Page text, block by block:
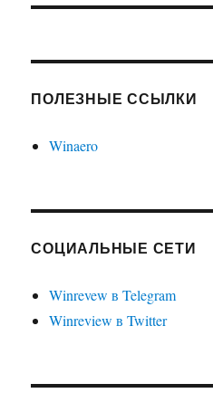
ПОЛЕЗНЫЕ ССЫЛКИ
Winaero
СОЦИАЛЬНЫЕ СЕТИ
Winrevew в Telegram
Winreview в Twitter